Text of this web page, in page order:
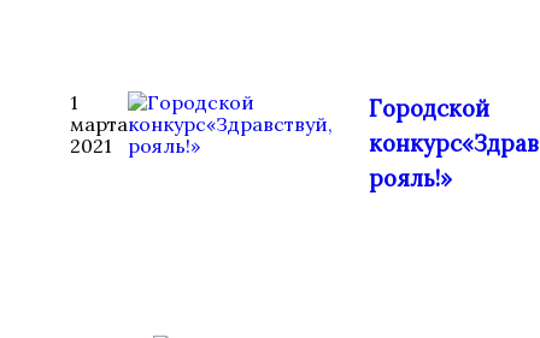
1
марта
2021
Городской
рояль!»